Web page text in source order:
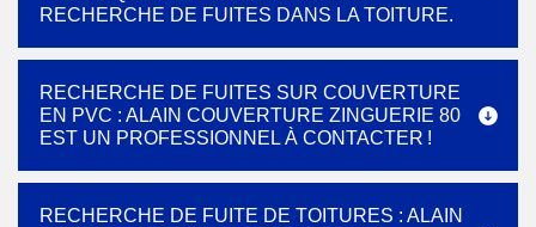
RECHERCHE DE FUITES DANS LA TOITURE.
RECHERCHE DE FUITES SUR COUVERTURE
EN PVC : ALAIN COUVERTURE ZINGUERIE 80
EST UN PROFESSIONNEL À CONTACTER !
RECHERCHE DE FUITE DE TOITURES : ALAIN